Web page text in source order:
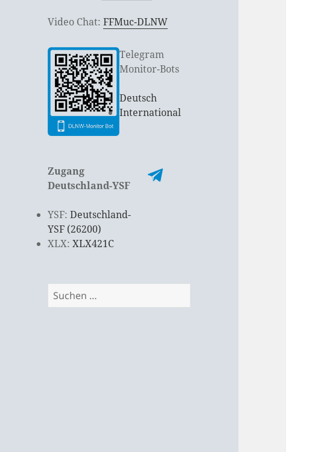
Video Chat:FFMuc-DLNW
Telegram
Monitor-Bots
Deutsch
International
Zugang
Deutschland-YSF
YSF:Deutschland-
YSF (26200)
XLX:XLX421C
Suchen
nach: